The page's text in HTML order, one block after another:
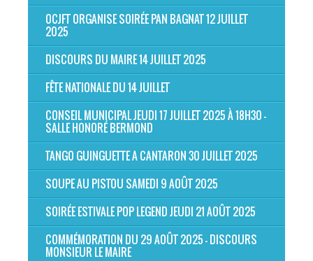
OCJFT ORGANISE SOIRÉE PAN BAGNAT 12 JUILLET
2025
DISCOURS DU MAIRE 14 JUILLET 2025
FÊTE NATIONALE DU 14 JUILLET
CONSEIL MUNICIPAL JEUDI 17 JUILLET 2025 À 18H30 -
SALLE HONORÉ BERMOND
TANGO GUINGUETTE A CANTARON 30 JUILLET 2025
SOUPE AU PISTOU SAMEDI 9 AOÛT 2025
SOIRÉE ESTIVALE POP LEGEND JEUDI 21 AOÛT 2025
COMMÉMORATION DU 29 AOÛT 2025 - DISCOURS
MONSIEUR LE MAIRE